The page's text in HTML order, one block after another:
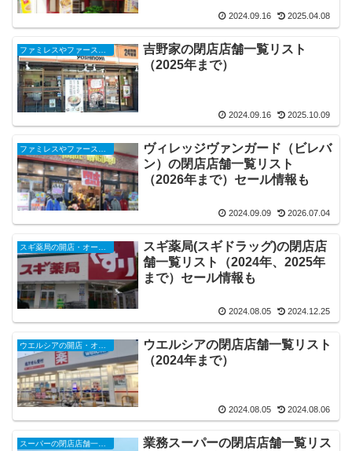
2024.09.16 2025.04.08
ファミレスやファーストフード、コンビニ、スーパーなどの閉店店舗一覧（2025年）
吉野家の閉店店舗一覧リスト
（2025年まで）
2024.09.16 2025.10.09
ヴィレッジヴァンガード（ビレバ
ン）の閉店店舗一覧リスト
（2026年まで）セール情報も
2024.09.09 2026.07.04
スギ薬局(スギドラッグ)の閉店店
舗一覧リスト（2024年、2025年
まで）セール情報も
2024.08.05 2024.12.25
ウエルシアの閉店店舗一覧リスト
（2024年まで）
2024.08.05 2024.08.06
業務スーパーの閉店店舗一覧リス